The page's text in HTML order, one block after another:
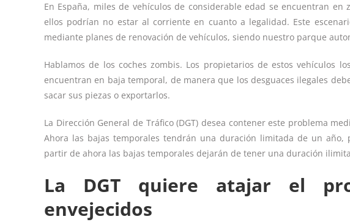
En España, miles de vehículos de considerable edad se encuentran
ellos podrían no estar al corriente en cuanto a legalidad. Este
mediante planes de renovación de vehículos, siendo nuestro parque
Hablamos de los coches zombis. Los propietarios de estos vehículos
encuentran en baja temporal, de manera que los desguaces ilegales
sacar sus piezas o exportarlos.
La Dirección General de Tráfico (DGT) desea contener este problema
Ahora las bajas temporales tendrán una duración limitada de un
partir de ahora las bajas temporales dejarán de tener una duración
La DGT quiere atajar el
envejecidos